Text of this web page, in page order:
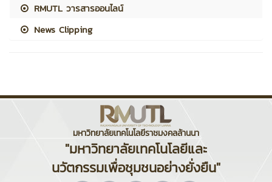
RMUTL วารสารออนไลน์
News Clipping
มหาวิทยาลัยเทคโนโลยีราชมงคลล้านนา
"มหาวิทยาลัยเทคโนโลยีและ
นวัตกรรมเพื่อชุมชนอย่างยั่งยืน"